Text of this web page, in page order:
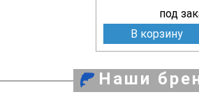
под
В корзину
Наши